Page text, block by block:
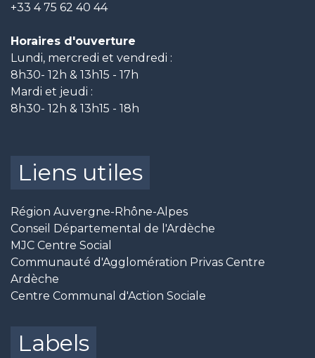
+33 4 75 62 40 44
Horaires d'ouverture
Lundi, mercredi et vendredi :
8h30- 12h & 13h15 - 17h
Mardi et jeudi :
8h30- 12h & 13h15 - 18h
Liens utiles
Région Auvergne-Rhône-Alpes
Conseil Départemental de l'Ardèche
MJC Centre Social
Communauté d'Agglomération Privas Centre
Ardèche
Centre Communal d'Action Sociale
Labels